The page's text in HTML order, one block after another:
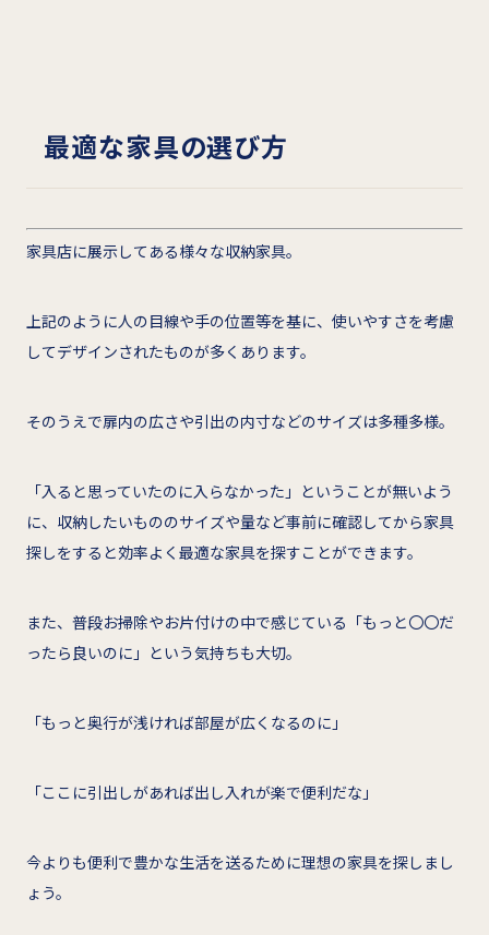
最適な家具の選び方
家具店に展示してある様々な収納家具。
上記のように人の目線や手の位置等を基に、使いやすさを考慮
してデザインされたものが多くあります。
そのうえで扉内の広さや引出の内寸などのサイズは多種多様。
「入ると思っていたのに入らなかった」ということが無いよう
に、収納したいもののサイズや量など事前に確認してから家具
探しをすると効率よく最適な家具を探すことができます。
また、普段お掃除やお片付けの中で感じている「もっと〇〇だ
ったら良いのに」という気持ちも大切。
「もっと奥行が浅ければ部屋が広くなるのに」
「ここに引出しがあれば出し入れが楽で便利だな」
今よりも便利で豊かな生活を送るために理想の家具を探しまし
ょう。